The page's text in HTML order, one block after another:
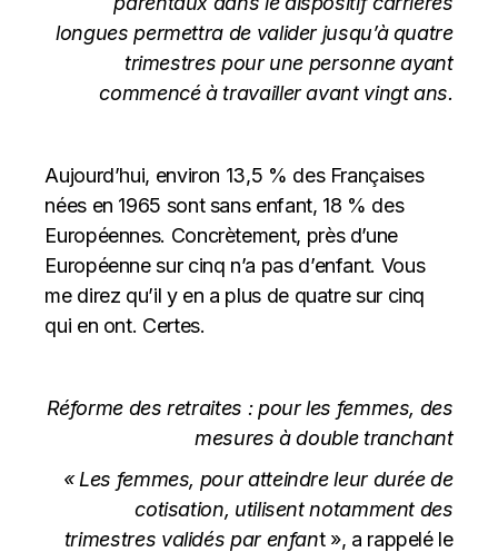
longues permettra de valider jusqu’à quatre
trimestres pour une personne ayant
commencé à travailler avant vingt ans.
Aujourd’hui, environ 13,5 % des Françaises
nées en 1965 sont sans enfant, 18 % des
Européennes. Concrètement, près d’une
Européenne sur cinq n’a pas d’enfant. Vous
me direz qu’il y en a plus de quatre sur cinq
qui en ont. Certes.
Réforme des retraites : pour les femmes, des
mesures à double tranchant
« Les femmes, pour atteindre leur durée de
cotisation, utilisent notamment des
trimestres validés par enfant », a rappelé le